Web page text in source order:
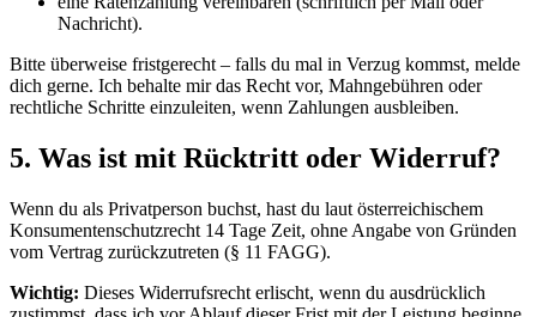
Nachricht).
Bitte überweise fristgerecht – falls du mal in Verzug kommst, melde
dich gerne. Ich behalte mir das Recht vor, Mahngebühren oder
rechtliche Schritte einzuleiten, wenn Zahlungen ausbleiben.
5. Was ist mit Rücktritt oder Widerruf?
Wenn du als Privatperson buchst, hast du laut österreichischem
Konsumentenschutzrecht 14 Tage Zeit, ohne Angabe von Gründen
vom Vertrag zurückzutreten (§ 11 FAGG).
Wichtig: Dieses Widerrufsrecht erlischt, wenn du ausdrücklich